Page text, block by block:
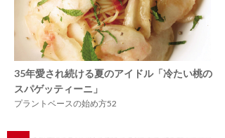
35年愛され続ける夏のアイドル「冷たい桃の
スパゲッティーニ」
プラントベースの始め方52